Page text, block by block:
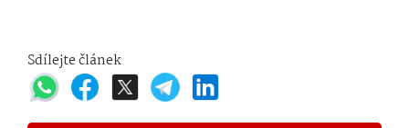
Sdílejte článek